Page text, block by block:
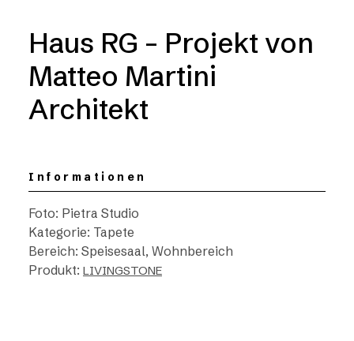
Haus RG – Projekt von
Matteo Martini
Architekt
Informationen
Foto: Pietra Studio
Kategorie: Tapete
Bereich: Speisesaal, Wohnbereich
Produkt: LIVINGSTONE